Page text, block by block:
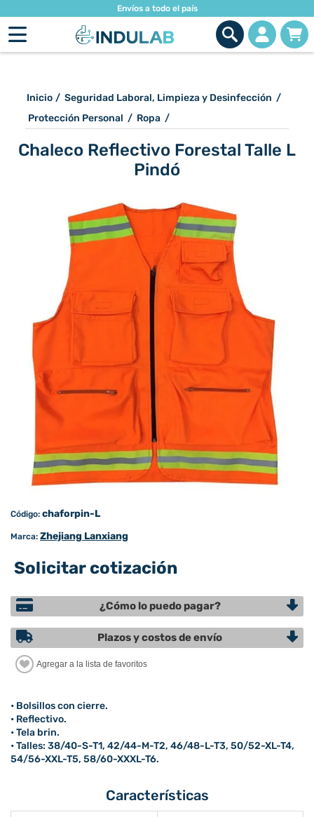
Envíos a todo el país
Inicio / Seguridad Laboral, Limpieza y Desinfección /
Protección Personal / Ropa /
Chaleco Reflectivo Forestal Talle L
Pindó
Código: chaforpin-L
Marca: Zhejiang Lanxiang
Solicitar cotización
¿Cómo lo puedo pagar?
Plazos y costos de envío
• Bolsillos con cierre.
• Reflectivo.
• Tela brin.
• Talles: 38/40-S-T1, 42/44-M-T2, 46/48-L-T3, 50/52-XL-T4,
54/56-XXL-T5, 58/60-XXXL-T6.
Características